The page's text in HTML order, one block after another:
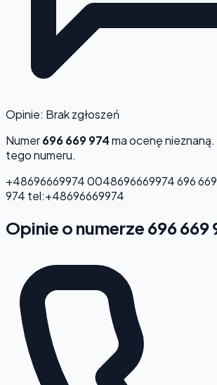
Opinie: Brak zgłoszeń
Numer696 669 974ma ocenęnieznaną
tego numeru.
+486966699740048696669974696
974 tel:+48696669974
Opinie o numerze 696 669